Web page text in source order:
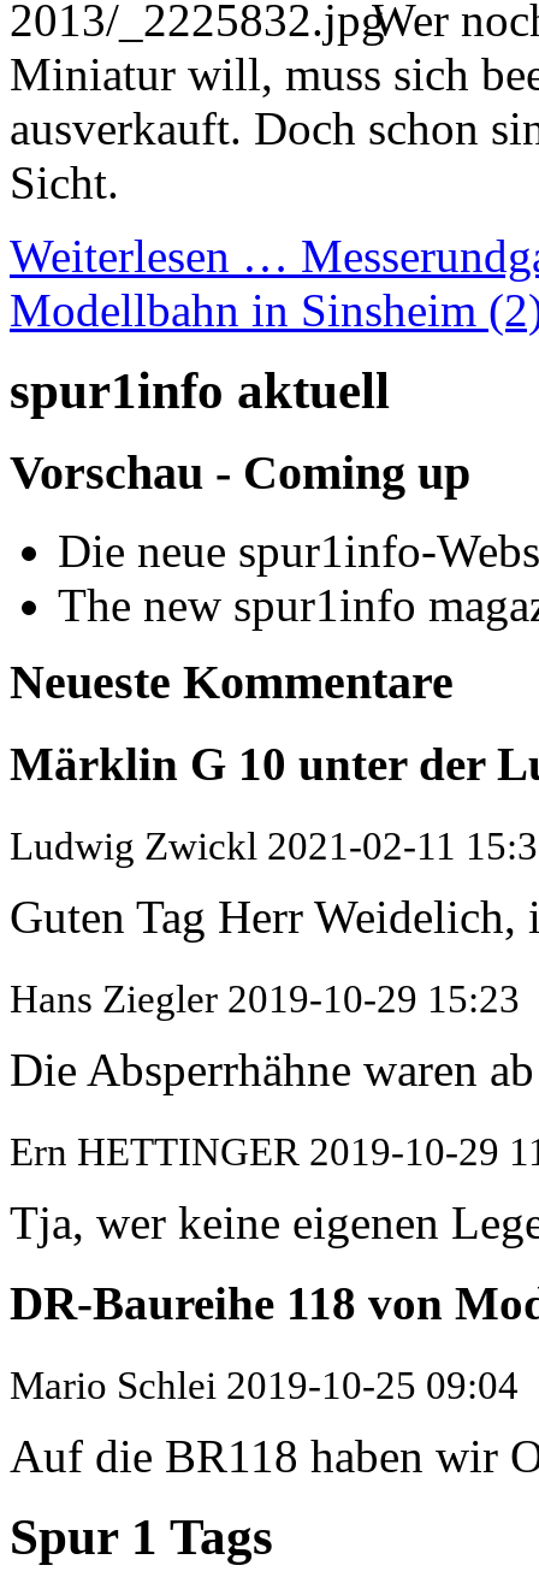
Wer
Miniatur will, muss sich
ausverkauft. Doch schon
Sicht.
Weiterlesen …
Modellbahn in Sinsheim
spur1info aktuell
Vorschau - Coming up
Die neue spur1info-
The new spur1info
Neueste Kommentare
Märklin G 10 unter der
Ludwig Zwickl 2021-02-11
Guten Tag Herr
Hans Ziegler 2019-10-29 15:23
Die Absperrhähne waren
Ern HETTINGER 2019-10-29
Tja, wer keine eigenen
DR-Baureihe 118 von
Mario Schlei 2019-10-25 09:04
Auf die BR118 haben wir
Spur 1 Tags